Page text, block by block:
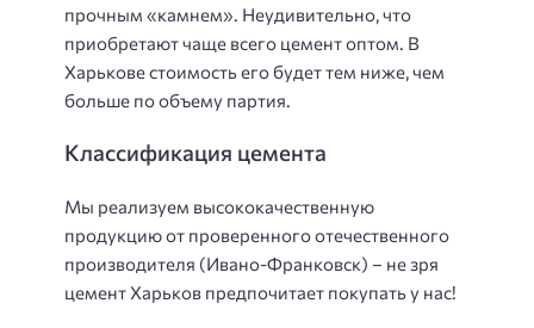
прочным «камнем». Неудивительно, что
приобретают чаще всего цемент оптом. В
Харькове стоимость его будет тем ниже, чем
больше по объему партия.
Классификация цемента
Мы реализуем высококачественную
продукцию от проверенного отечественного
производителя (Ивано-Франковск) – не зря
цемент Харьков предпочитает покупать у нас!